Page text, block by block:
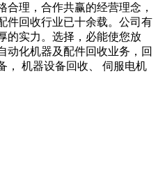
理，合作共赢的经营理念，
件回收行业已十余载。公司有
的实力。选择，必能使您放
动化机器及配件回收业务，回
， 机器设备回收、 伺服电机